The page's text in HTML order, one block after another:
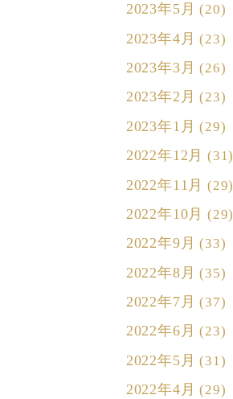
2023年5月 (20)
2023年4月 (23)
2023年3月 (26)
2023年2月 (23)
2023年1月 (29)
2022年12月 (31)
2022年11月 (29)
2022年10月 (29)
2022年9月 (33)
2022年8月 (35)
2022年7月 (37)
2022年6月 (23)
2022年5月 (31)
2022年4月 (29)